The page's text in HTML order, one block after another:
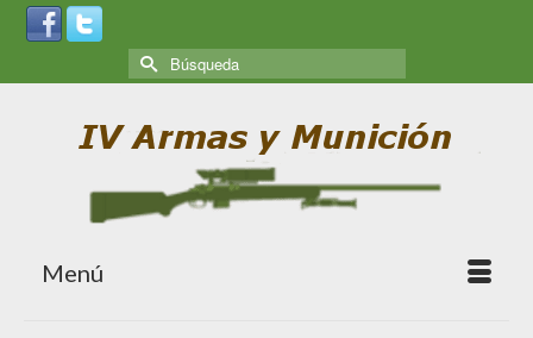
Menú